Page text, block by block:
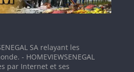
SA relayant les
- HOMEVIEWSENEGAL
par Internet et ses